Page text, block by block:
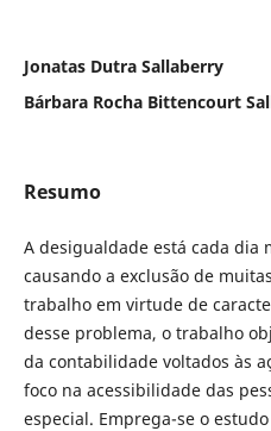
Jonatas Dutra Sallaberry
Bárbara Rocha Bittencourt
Resumo
A desigualdade está cada dia
causando a exclusão de
trabalho em virtude de
desse problema, o trabalho
da contabilidade voltados às
foco na acessibilidade das
especial. Emprega-se o